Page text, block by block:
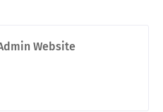
Website